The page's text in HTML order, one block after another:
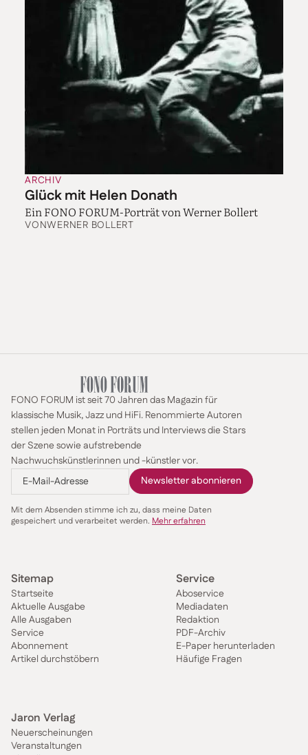
ARCHIV
Glück mit Helen Donath
Ein FONO FORUM-Porträt von Werner Bollert
VONWERNER BOLLERT
FONO FORUM ist seit 70 Jahren das Magazin für
klassische Musik, Jazz und HiFi. Renommierte Autoren
stellen jeden Monat in Porträts und Interviews die Stars
der Szene sowie aufstrebende
Nachwuchskünstlerinnen und -künstler vor.
Mit dem Absenden stimme ich zu, dass meine Daten
gespeichert und verarbeitet werden. Mehr erfahren
Sitemap
Startseite
Aktuelle Ausgabe
Alle Ausgaben
Service
Abonnement
Artikel durchstöbern
Service
Aboservice
Mediadaten
Redaktion
PDF-Archiv
E-Paper herunterladen
Häufige Fragen
Jaron Verlag
Neuerscheinungen
Veranstaltungen